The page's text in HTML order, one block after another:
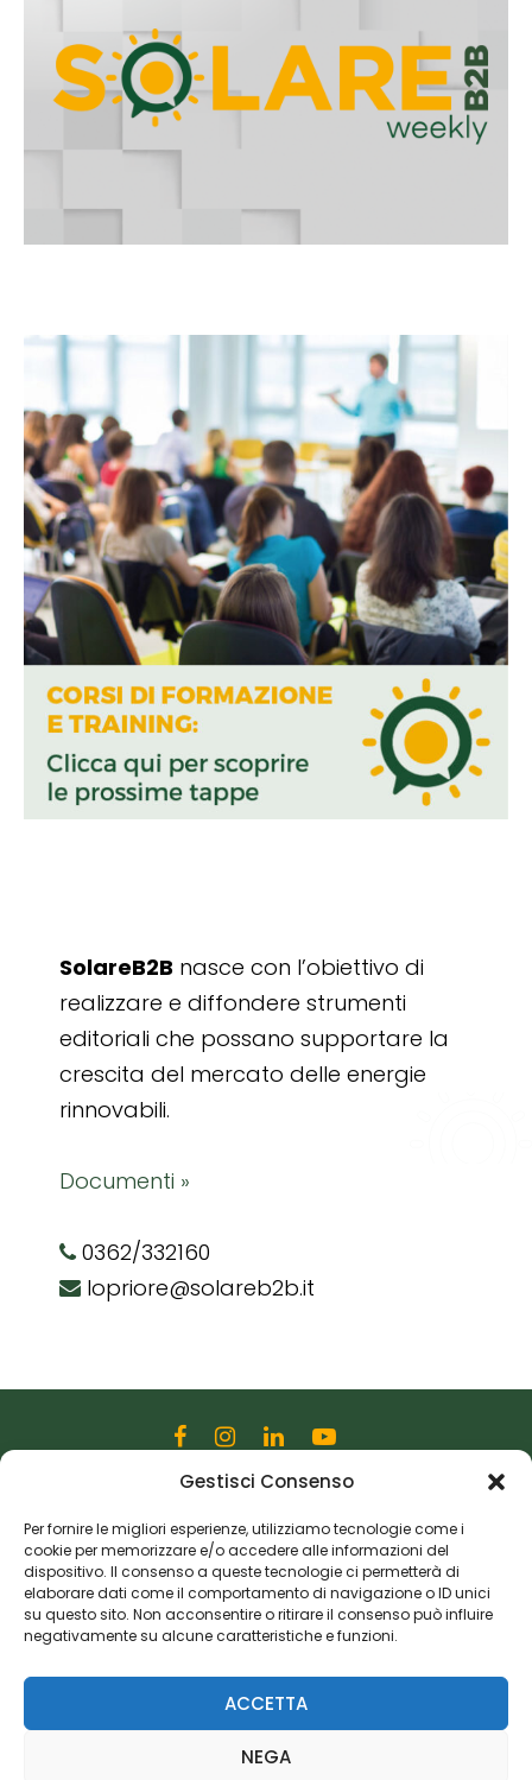
Gestisci Consenso
Per fornire le migliori esperienze, utilizziamo tecnologie come i
cookie per memorizzare e/o accedere alle informazioni del
dispositivo. Il consenso a queste tecnologie ci permetterà di
elaborare dati come il comportamento di navigazione o ID unici
su questo sito. Non acconsentire o ritirare il consenso può influire
negativamente su alcune caratteristiche e funzioni.
ACCETTA
NEGA
SolareB2B nasce con l’obiettivo di
realizzare e diffondere strumenti
editoriali che possano supportare la
crescita del mercato delle energie
rinnovabili.
Documenti »
0362/332160
lopriore@solareb2b.it
Via Martiri della Libertà, 28
20833 Giussano (MB)
P.I. 06982770965
Privacy Policy